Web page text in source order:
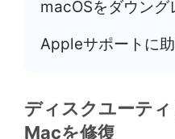
macOSをダウング
Appleサポートに
ディスクユーテ
Macを修復